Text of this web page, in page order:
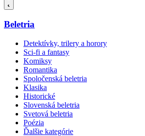
Beletria
Detektívky, trilery a horory
Sci-fi a fantasy
Komiksy
Romantika
Spoločenská beletria
Klasika
Historické
Slovenská beletria
Svetová beletria
Poézia
Ďalšie kategórie